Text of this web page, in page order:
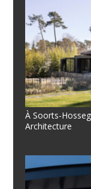
À Soorts-
Architecture